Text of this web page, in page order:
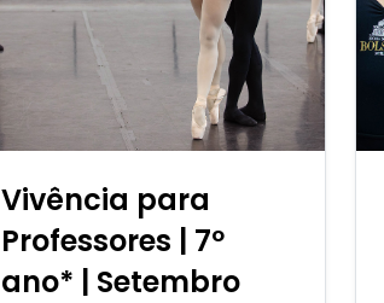
Vivência para
Professores | 7º
ano* | Setembro